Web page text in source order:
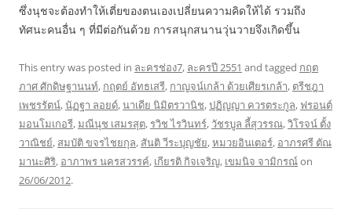
ซึ่งนุชจะต้องทำให้เตี่ยของตนเองเปลี่ยนความคิดให้ได้ รวมถึง
ทัศนะคนอื่น ๆ ที่มีต่อกันด้วย การสนุกสนานวุ่นวายจึงเกิดขึ้น
This entry was posted in ละครช่อง7, ละครปี 2551 and tagged กฤต
ภาศ ศักดิษฐานนท์, กฤตย์ อัทธเสรี, กาญจน์เกล้า ด้วยเศียรเกล้า, ตรีชฎา
เพชรรัตน์,นัฏฐา ลอยด์,นาเดีย นิมิตรวานิช,ปฏิญญา ควรตระกูล, ฟรอนต์
มอนโมเกอรี,มณีนุช เสมรสุต, รวิช ไรวินทร์, วัชรบูล ลี้สุวรรณ,วิโรจน์ ตั้ง
วาณิชย์, สมบัติ ขจรไชยกุล, สันติ วีระบุญชัย,หมวยอินเตอร์, อาภรศรี ตัณ
มานะศิริ, อาภาพร นครสวรรค์, เกียรติ กิจเจริญ, เขมนิจ จามิกรณ์on
26/06/2012.